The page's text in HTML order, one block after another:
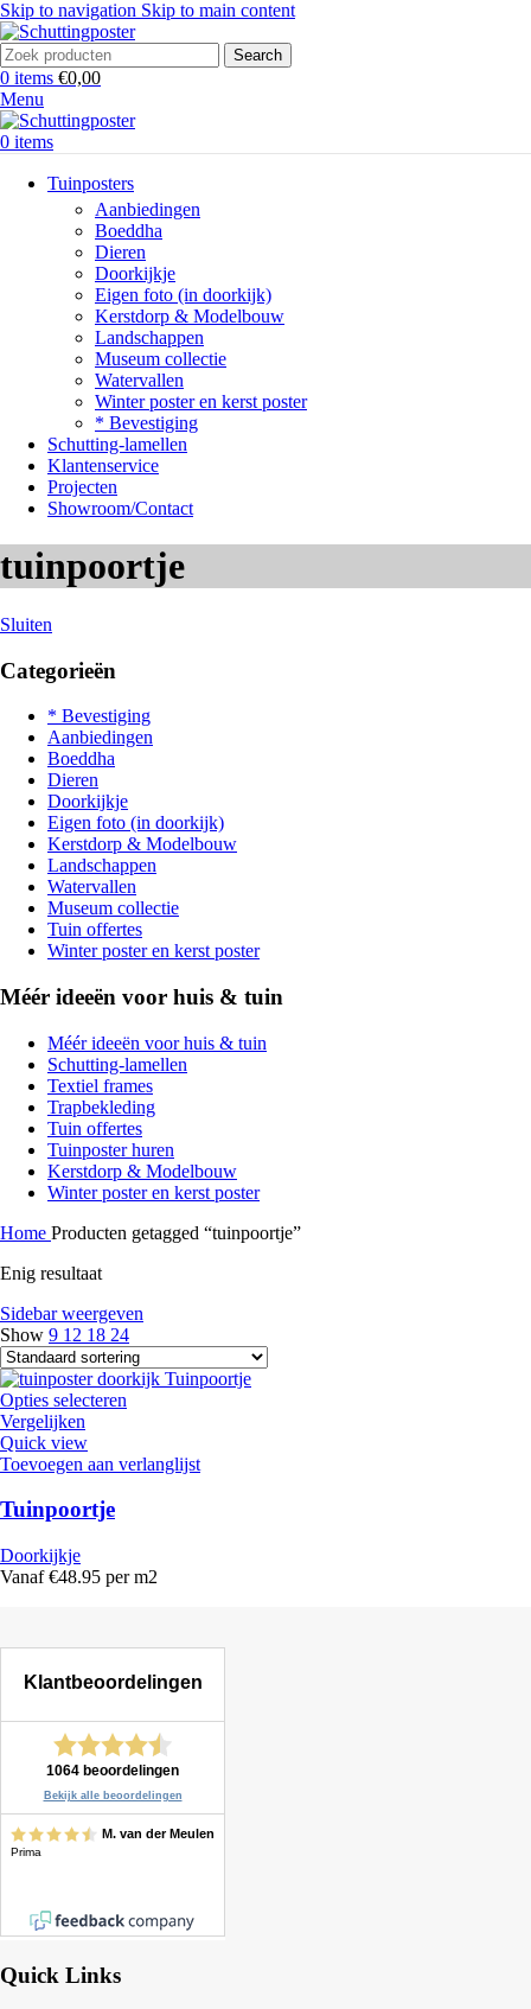
Skip to navigation Skip to main content
Search
0 items €0,00
Menu
0 items
Tuinposters
Aanbiedingen
Boeddha
Dieren
Doorkijkje
Eigen foto (in doorkijk)
Kerstdorp & Modelbouw
Landschappen
Museum collectie
Watervallen
Winter poster en kerst poster
* Bevestiging
Schutting-lamellen
Klantenservice
Projecten
Showroom/Contact
tuinpoortje
Sluiten
Categorieën
* Bevestiging
Aanbiedingen
Boeddha
Dieren
Doorkijkje
Eigen foto (in doorkijk)
Kerstdorp & Modelbouw
Landschappen
Watervallen
Museum collectie
Tuin offertes
Winter poster en kerst poster
Méér ideeën voor huis & tuin
Méér ideeën voor huis & tuin
Schutting-lamellen
Textiel frames
Trapbekleding
Tuin offertes
Tuinposter huren
Kerstdorp & Modelbouw
Winter poster en kerst poster
Home Producten getagged “tuinpoortje”
Enig resultaat
Sidebar weergeven
Show 9 12 18 24
Opties selecteren
Vergelijken
Quick view
Toevoegen aan verlanglijst
Tuinpoortje
Doorkijkje
Vanaf €48.95 per m2
Quick Links